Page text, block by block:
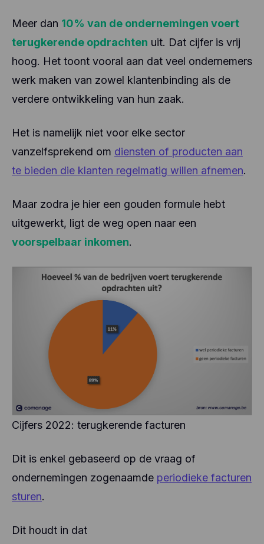
Meer dan 10% van de ondernemingen voert
terugkerende opdrachten uit. Dat cijfer is vrij
hoog. Het toont vooral aan dat veel ondernemers
werk maken van zowel klantenbinding als de
verdere ontwikkeling van hun zaak.
Het is namelijk niet voor elke sector
vanzelfsprekend om diensten of producten aan
te bieden die klanten regelmatig willen afnemen.
Maar zodra je hier een gouden formule hebt
uitgewerkt, ligt de weg open naar een
voorspelbaar inkomen.
Cijfers 2022: terugkerende facturen
Dit is enkel gebaseerd op de vraag of
ondernemingen zogenaamde periodieke facturen
sturen.
Dit houdt in dat